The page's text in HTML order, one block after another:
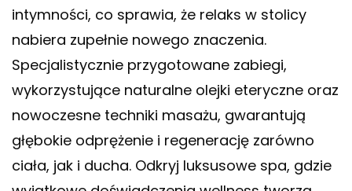
intymności, co sprawia, że relaks w stolicy
nabiera zupełnie nowego znaczenia.
Specjalistycznie przygotowane zabiegi,
wykorzystujące naturalne olejki eteryczne oraz
nowoczesne techniki masażu, gwarantują
głębokie odprężenie i regenerację zarówno
ciała, jak i ducha. Odkryj luksusowe spa, gdzie